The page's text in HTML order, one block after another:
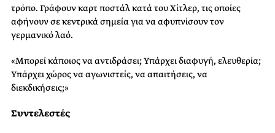
τρόπο. Γράφουν καρτ ποστάλ κατά του Χίτλερ, τις οποίες
αφήνουν σε κεντρικά σημεία για να αφυπνίσουν τον
γερμανικό λαό.
«Μπορεί κάποιος να αντιδράσει; Υπάρχει διαφυγή, ελευθερία;
Υπάρχει χώρος να αγωνιστείς, να απαιτήσεις, να
διεκδικήσεις;»
Συντελεστές